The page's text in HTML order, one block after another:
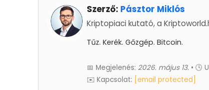
Szerző: Pásztor Miklós
Kriptopiaci kutató, a
Tűz. Kerék. Gőzgép. Bitcoin.
📅 Megjelenés: 2026. május 13. • 🕓
✉️ Kapcsolat: [email protected]